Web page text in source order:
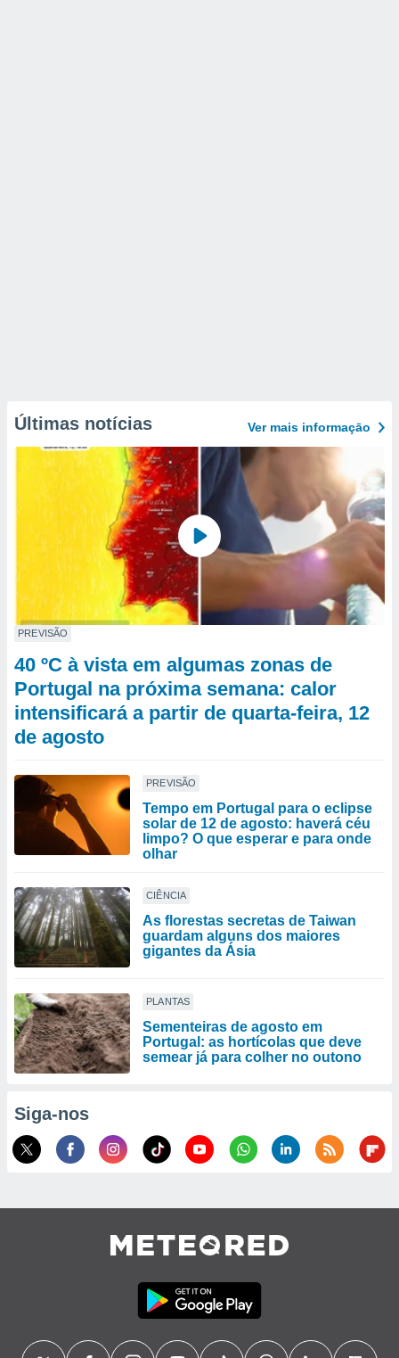
Últimas notícias Ver mais informaçāo
PREVISÃO
40 ºC à vista em algumas zonas de
Portugal na próxima semana: calor
intensificará a partir de quarta-feira, 12
de agosto
PREVISÃO
Tempo em Portugal para o eclipse
solar de 12 de agosto: haverá céu
limpo? O que esperar e para onde
olhar
CIÊNCIA
As florestas secretas de Taiwan
guardam alguns dos maiores
gigantes da Ásia
PLANTAS
Sementeiras de agosto em
Portugal: as hortícolas que deve
semear já para colher no outono
Siga-nos